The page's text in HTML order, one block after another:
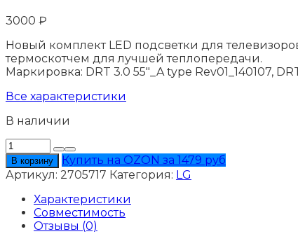
3000 ₽
Новый комплект LED подсветки для
термоскотчем для лучшей теплопередачи.
Маркировка: DRT 3.0 55"_A type Rev01_140107,
Все характеристики
В наличии
Количество
товара
Подсветка
LG
55LF5809
В корзину
Купить на OZON за 1479 руб
Артикул: 2705717 Категория: LG
Характеристики
Совместимость
Отзывы (0)